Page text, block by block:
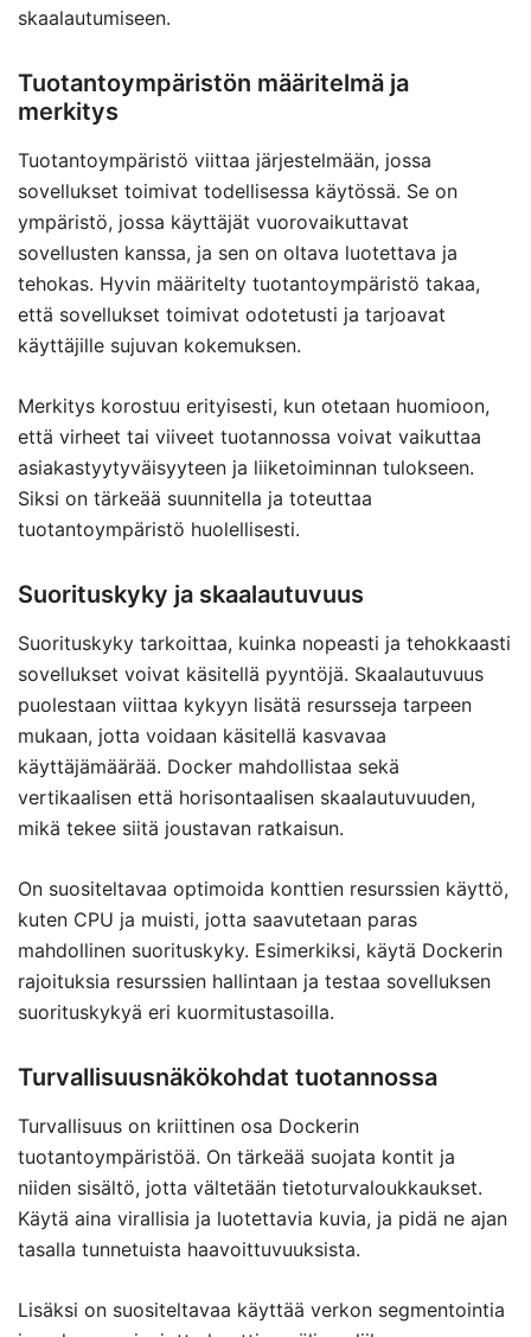
skaalautumiseen.
Tuotantoympäristön määritelmä ja
merkitys
Tuotantoympäristö viittaa järjestelmään, jossa
sovellukset toimivat todellisessa käytössä. Se on
ympäristö, jossa käyttäjät vuorovaikuttavat
sovellusten kanssa, ja sen on oltava luotettava ja
tehokas. Hyvin määritelty tuotantoympäristö takaa,
että sovellukset toimivat odotetusti ja tarjoavat
käyttäjille sujuvan kokemuksen.
Merkitys korostuu erityisesti, kun otetaan huomioon,
että virheet tai viiveet tuotannossa voivat vaikuttaa
asiakastyytyväisyyteen ja liiketoiminnan tulokseen.
Siksi on tärkeää suunnitella ja toteuttaa
tuotantoympäristö huolellisesti.
Suorituskyky ja skaalautuvuus
Suorituskyky tarkoittaa, kuinka nopeasti ja tehokkaasti
sovellukset voivat käsitellä pyyntöjä. Skaalautuvuus
puolestaan viittaa kykyyn lisätä resursseja tarpeen
mukaan, jotta voidaan käsitellä kasvavaa
käyttäjämäärää. Docker mahdollistaa sekä
vertikaalisen että horisontaalisen skaalautuvuuden,
mikä tekee siitä joustavan ratkaisun.
On suositeltavaa optimoida konttien resurssien käyttö,
kuten CPU ja muisti, jotta saavutetaan paras
mahdollinen suorituskyky. Esimerkiksi, käytä Dockerin
rajoituksia resurssien hallintaan ja testaa sovelluksen
suorituskykyä eri kuormitustasoilla.
Turvallisuusnäkökohdat tuotannossa
Turvallisuus on kriittinen osa Dockerin
tuotantoympäristöä. On tärkeää suojata kontit ja
niiden sisältö, jotta vältetään tietoturvaloukkaukset.
Käytä aina virallisia ja luotettavia kuvia, ja pidä ne ajan
tasalla tunnetuista haavoittuvuuksista.
Lisäksi on suositeltavaa käyttää verkon segmentointia